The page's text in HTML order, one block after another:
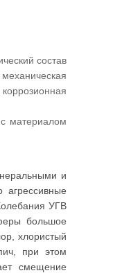
состав
с материалом
и
агрессивные
УГВ
большое
хлористый
при этом
смещение